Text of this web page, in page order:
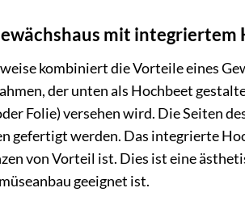
mit integriertem
kombiniert die Vorteile eines
der unten als Hochbeet
Folie) versehen wird. Die Seiten
gefertigt werden. Das integrierte
von Vorteil ist. Dies ist eine
geeignet ist.